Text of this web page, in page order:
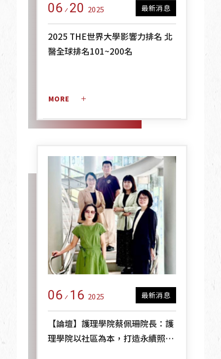
06 20 2025 最新消息
2025 THE世界大學影響力排名 北
醫全球排名101~200名
MORE
06 16 2025 最新消息
【論壇】護理學院蔡佩珊院長：護
理學院以社區為本，打造永續照護